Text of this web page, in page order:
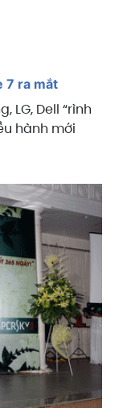
7 ra mắt
LG, Dell “rình
hành mới